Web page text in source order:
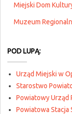
Miejski Dom
Muzeum
POD LUPĄ:
Urząd Miejski w
Starostwo
Powiatowy Urząd
Powiatowa Stacja